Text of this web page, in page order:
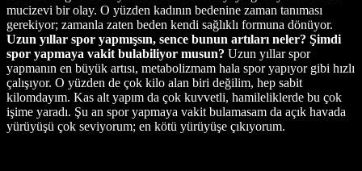
mucizevi bir olay. O yüzden kadının bedenine zaman tanıması
gerekiyor; zamanla zaten beden kendi sağlıklı formuna dönüyor.
Uzun yıllar spor yapmışsın, sence bunun artıları neler? Şimdi
spor yapmaya vakit bulabiliyor musun? Uzun yıllar spor
yapmanın en büyük artısı, metabolizmam hala spor yapıyor gibi hızlı
çalışıyor. O yüzden de çok kilo alan biri değilim, hep sabit
kilomdayım. Kas alt yapım da çok kuvvetli, hamileliklerde bu çok
işime yaradı. Şu an spor yapmaya vakit bulamasam da açık havada
yürüyüşü çok seviyorum; en kötü yürüyüşe çıkıyorum.